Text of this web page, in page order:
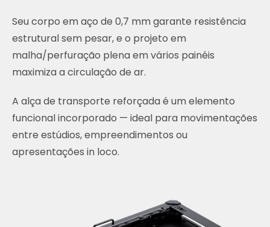
Seu corpo em aço de 0,7 mm garante resistência
estrutural sem pesar, e o projeto em
malha/perfuração plena em vários painéis
maximiza a circulação de ar.
A alça de transporte reforçada é um elemento
funcional incorporado — ideal para movimentações
entre estúdios, empreendimentos ou
apresentações in loco.